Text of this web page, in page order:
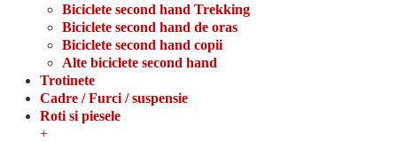
0
Biciclete second hand Trekking
Biciclete second hand de oras
Biciclete second hand copii
Alte biciclete second hand
Trotinete
Cadre / Furci / suspensie
Roti si piesele
+